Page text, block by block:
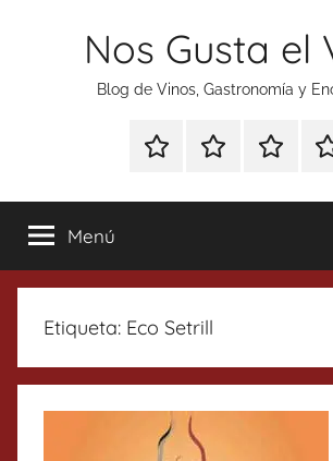
Nos Gusta el
Blog de Vinos, Gastronomía y
Especial
Tonics
Enoturismo
Gastronomía
Ranking
Menú
Etiqueta: Eco Setrill